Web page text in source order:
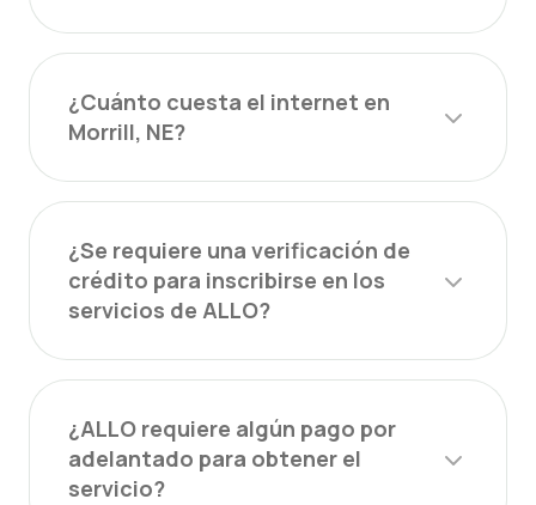
¿Cuánto cuesta el internet en
Morrill, NE?
¿Se requiere una verificación de
crédito para inscribirse en los
servicios de ALLO?
¿ALLO requiere algún pago por
adelantado para obtener el
servicio?